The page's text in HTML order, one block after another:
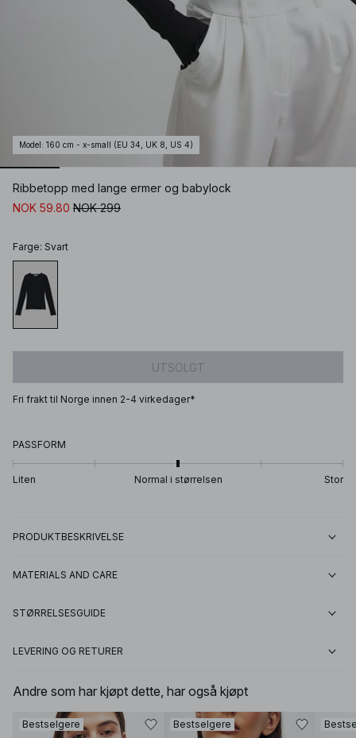
Model : 160 cm - x-small (EU 34, UK 8, US 4)
Ribbetopp med lange ermer og babylock
NOK 59.80 NOK 299
Farge: Svart
UTSOLGT
Fri frakt til Norge innen 2-4 virkedager*
PASSFORM
Liten Normal i størrelsen Stor
PRODUKTBESKRIVELSE
MATERIALS AND CARE
STØRRELSESGUIDE
LEVERING OG RETURER
Andre som har kjøpt dette, har også kjøpt
Bestselgere Bestselgere